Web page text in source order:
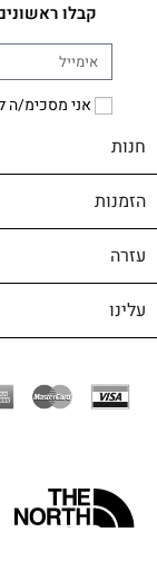
קבלו
אני מסכימ/ה
חנות
הזמנות
עזרה
עלינו